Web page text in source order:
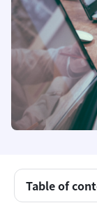
Table of
会议记录是什
会议记录中